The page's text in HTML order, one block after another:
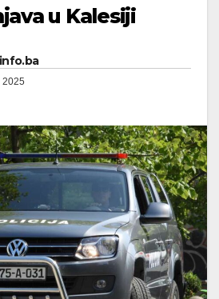
u Kalesiji
2025